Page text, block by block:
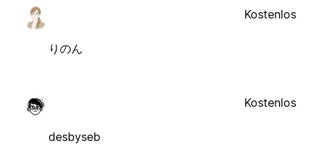
りのん
Kostenlos
desbyseb
Kostenlos